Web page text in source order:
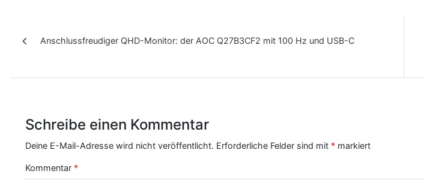
Anschlussfreudiger QHD-Monitor: der AOC Q27B3CF2 mit 100 Hz und USB-C
Schreibe einen Kommentar
Deine E-Mail-Adresse wird nicht veröffentlicht. Erforderliche Felder sind mit * markiert
Kommentar *